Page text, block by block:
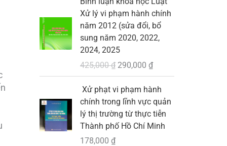
.0
0
0
.
9
0
0
0
₫
à
:
1
3
0
Xử lý vi phạm hành chính
năm 2012 (sửa đổi, bổ
sung năm 2020, 2022,
2024, 2025
425,000₫
á
g
ố
l
:
4
2
5
290,000 ₫
á
h
n
ạ
i
l
à
Xử phạt vi phạm hành
chính trong lĩnh vực quản
lý thị trường từ thực tiễn
Thành phố Hồ Chí Minh
178,000 ₫